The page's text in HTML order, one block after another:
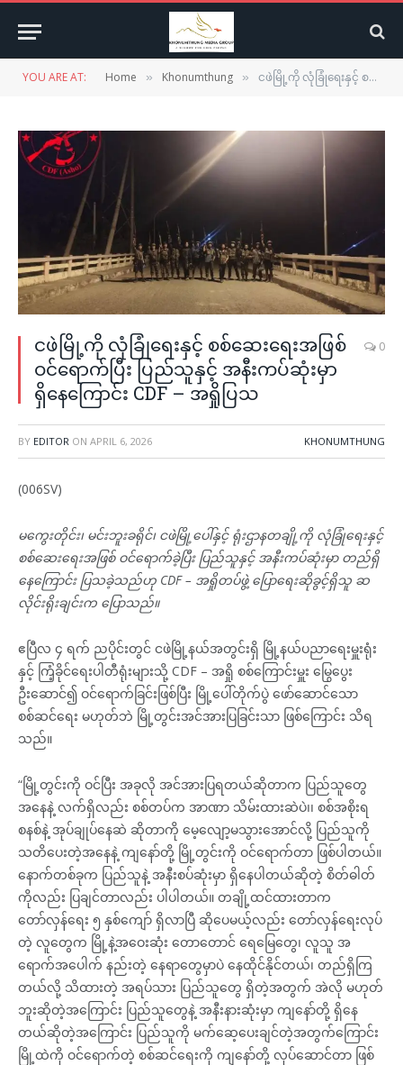
YOU ARE AT: Home » Khonumthung » ငဖဲမြို့ကို လုံခြုံရေးနှင့် စစ်ဆေးရေးအဖြစ် ဝင်ရောက်ပြီး ပြည်သူနှင့် အနီးကပ်ဆုံးမှာ ရှိနေကြောင်း CDF – အရှိုပြသ
ငဖဲမြို့ကို လုံခြုံရေးနှင့် စစ်ဆေးရေးအဖြစ်
ဝင်ရောက်ပြီး ပြည်သူနှင့် အနီးကပ်ဆုံးမှာ
ရှိနေကြောင်း CDF – အရှိုပြသ
0
BY EDITOR ON APRIL 6, 2026 KHONUMTHUNG
(006SV)
မကွေးတိုင်း၊ မင်းဘူးခရိုင်၊ ငဖဲမြို့ပေါ်နှင့် ရုံးဌာနတချို့ကို လုံခြုံရေးနှင့်
စစ်ဆေးရေးအဖြစ် ဝင်ရောက်ခဲ့ပြီး ပြည်သူနှင့် အနီးကပ်ဆုံးမှာ တည်ရှိ
နေကြောင်း ပြသခဲ့သည်ဟု CDF – အရှိုတပ်ဖွဲ့ ပြောရေးဆိုခွင့်ရှိသူ ဆ
လိုင်းရိုးချင်းက ပြောသည်။
ဧပြီလ ၄ ရက် ညပိုင်းတွင် ငဖဲမြို့နယ်အတွင်းရှိ မြို့နယ်ပညာရေးမှူးရုံး
နှင့် ကြံ့ခိုင်ရေးပါတီရုံးများသို့ CDF – အရှို စစ်ကြောင်းမှူး မြွေပွေး
ဦးဆောင်၍ ဝင်ရောက်ခြင်းဖြစ်ပြီး မြို့ပေါ်တိုက်ပွဲ ဖော်ဆောင်သော
စစ်ဆင်ရေး မဟုတ်ဘဲ မြို့တွင်းအင်အားပြခြင်းသာ ဖြစ်ကြောင်း သိရ
သည်။
“မြို့တွင်းကို ဝင်ပြီး အခုလို အင်အားပြရတယ်ဆိုတာက ပြည်သူတွေ
အနေနဲ့ လက်ရှိလည်း စစ်တပ်က အာဏာ သိမ်းထားဆဲပဲ၊၊ စစ်အစိုးရ
စနစ်နဲ့ အုပ်ချုပ်နေဆဲ ဆိုတာကို မေ့လျော့မသွားအောင်လို့ ပြည်သူကို
သတိပေးတဲ့အနေနဲ့ ကျနော်တို့ မြို့တွင်းကို ဝင်ရောက်တာ ဖြစ်ပါတယ်။
နောက်တစ်ခုက ပြည်သူနဲ့ အနီးစပ်ဆုံးမှာ ရှိနေပါတယ်ဆိုတဲ့ စိတ်ဓါတ်
ကိုလည်း ပြချင်တာလည်း ပါပါတယ်။ တချို့ထင်ထားတာက
တော်လှန်ရေး ၅ နှစ်ကျော် ရှိလာပြီ ဆိုပေမယ့်လည်း တော်လှန်ရေးလုပ်
တဲ့ လူတွေက မြို့နဲ့အဝေးဆုံး တောတောင် ရေမြေတွေ၊ လူသူ အ
ရောက်အပေါက် နည်းတဲ့ နေရာတွေမှာပဲ နေထိုင်နိုင်တယ်၊ တည်ရှိကြ
တယ်လို့ သိထားတဲ့ အရပ်သား ပြည်သူတွေ ရှိတဲ့အတွက် အဲလို မဟုတ်
ဘူးဆိုတဲ့အကြောင်း ပြည်သူတွေနဲ့ အနီးနားဆုံးမှာ ကျနော်တို့ ရှိနေ
တယ်ဆိုတဲ့အကြောင်း ပြည်သူကို မက်ဆေ့ပေးချင်တဲ့အတွက်ကြောင်း
မြို့ထဲကို ဝင်ရောက်တဲ့ စစ်ဆင်ရေးကို ကျနော်တို့ လုပ်ဆောင်တာ ဖြစ်